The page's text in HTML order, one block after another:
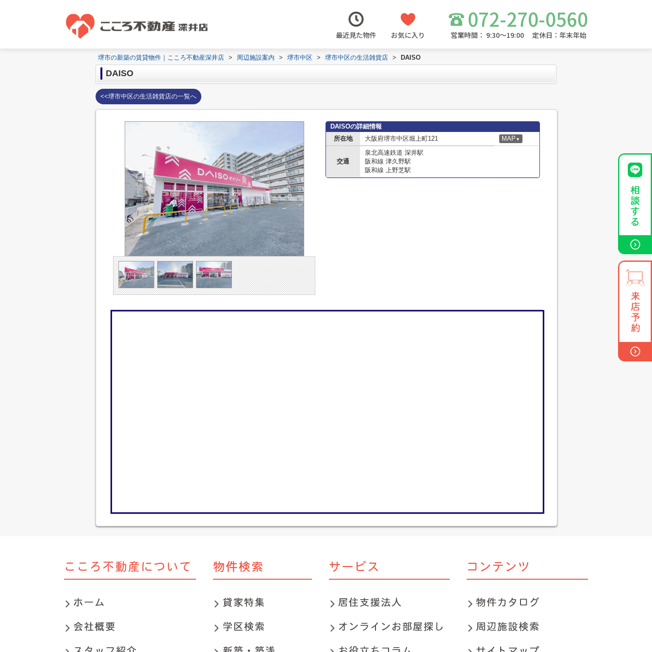
最近見た物件 お気に入り
072-270-0560
営業時間： 9:30～19:00 定休日：年末年始
堺市の新築の賃貸物件｜こころ不動産深井店 > 周辺施設案内 > 堺市中区 > 堺市中区の生活雑貨店 > DAISO
DAISO
<<堺市中区の生活雑貨店の一覧へ
DAISOの詳細情報
所在地
大阪府堺市中区堀上町121 MAP ▼
交通
泉北高速鉄道 深井駅
阪和線 津久野駅
阪和線 上野芝駅